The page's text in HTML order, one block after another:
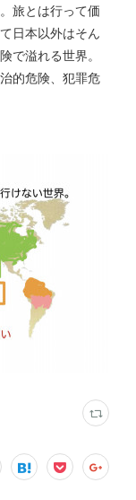
旅とは行って価
日本以外はそん
で溢れる世界。
的危険、犯罪危